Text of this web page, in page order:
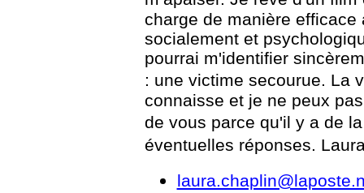
charge de manière
socialement et
pourrai m'identifier
: une victime secourue. La
connaisse et je ne peux
de vous parce qu'il y a de
éventuelles réponses.